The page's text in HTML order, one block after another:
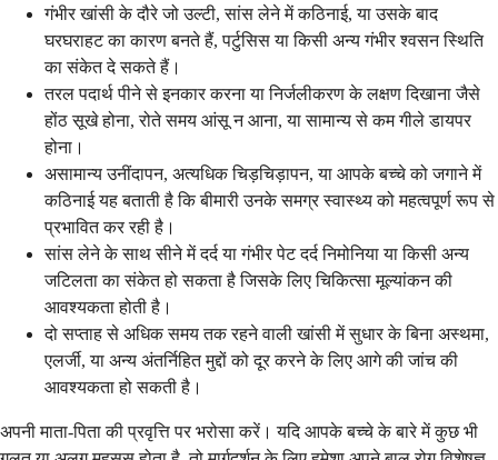
गंभीर खांसी के दौरे जो उल्टी, सांस लेने में कठिनाई, या उसके बाद
घरघराहट का कारण बनते हैं, पर्टुसिस या किसी अन्य गंभीर श्वसन स्थिति
का संकेत दे सकते हैं।
तरल पदार्थ पीने से इनकार करना या निर्जलीकरण के लक्षण दिखाना जैसे
होंठ सूखे होना, रोते समय आंसू न आना, या सामान्य से कम गीले डायपर
होना।
असामान्य उनींदापन, अत्यधिक चिड़चिड़ापन, या आपके बच्चे को जगाने में
कठिनाई यह बताती है कि बीमारी उनके समग्र स्वास्थ्य को महत्वपूर्ण रूप से
प्रभावित कर रही है।
सांस लेने के साथ सीने में दर्द या गंभीर पेट दर्द निमोनिया या किसी अन्य
जटिलता का संकेत हो सकता है जिसके लिए चिकित्सा मूल्यांकन की
आवश्यकता होती है।
दो सप्ताह से अधिक समय तक रहने वाली खांसी में सुधार के बिना अस्थमा,
एलर्जी, या अन्य अंतर्निहित मुद्दों को दूर करने के लिए आगे की जांच की
आवश्यकता हो सकती है।
अपनी माता-पिता की प्रवृत्ति पर भरोसा करें। यदि आपके बच्चे के बारे में कुछ भी